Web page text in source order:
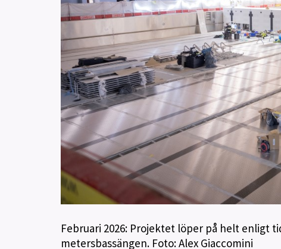
Februari 2026: Projektet löper på helt enligt
metersbassängen. Foto: Alex Giaccomini